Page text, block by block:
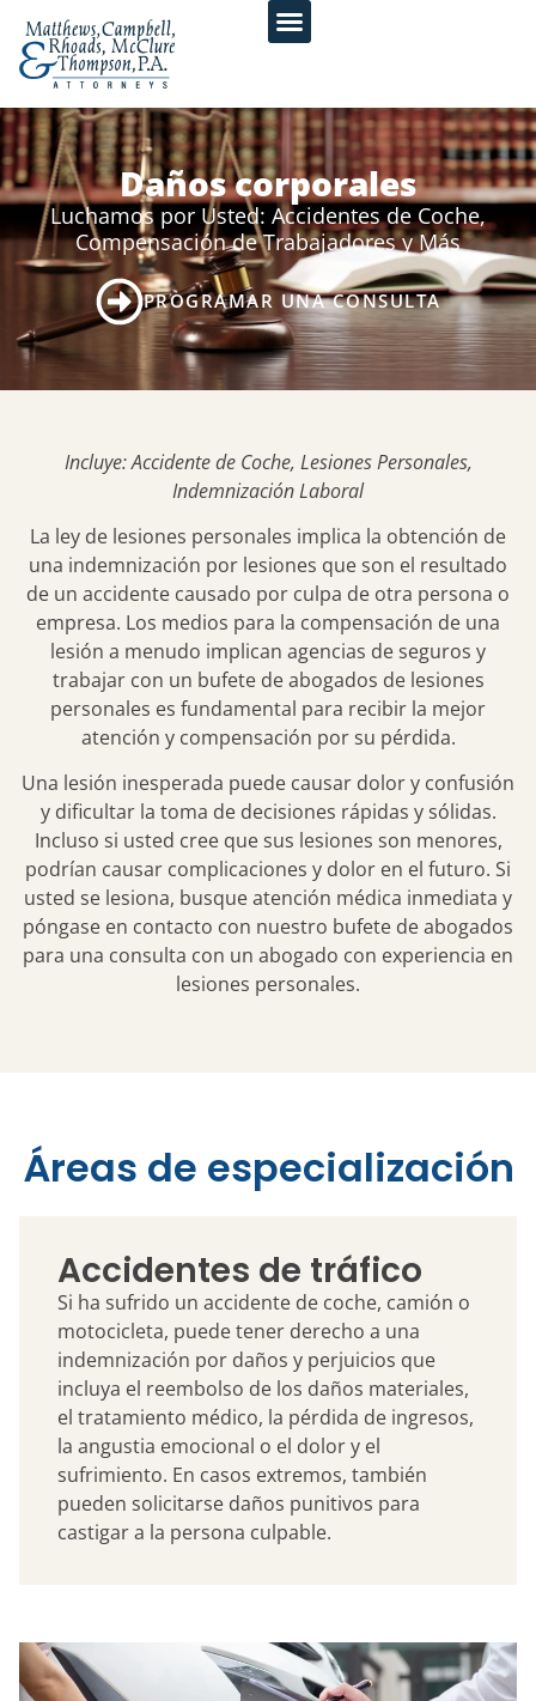
Daños corporales
Luchamos por Usted: Accidentes de Coche,
Compensación de Trabajadores y Más
PROGRAMAR UNA CONSULTA
Incluye: Accidente de Coche, Lesiones Personales,
Indemnización Laboral
La ley de lesiones personales implica la obtención de
una indemnización por lesiones que son el resultado
de un accidente causado por culpa de otra persona o
empresa. Los medios para la compensación de una
lesión a menudo implican agencias de seguros y
trabajar con un bufete de abogados de lesiones
personales es fundamental para recibir la mejor
atención y compensación por su pérdida.
Una lesión inesperada puede causar dolor y confusión
y dificultar la toma de decisiones rápidas y sólidas.
Incluso si usted cree que sus lesiones son menores,
podrían causar complicaciones y dolor en el futuro. Si
usted se lesiona, busque atención médica inmediata y
póngase en contacto con nuestro bufete de abogados
para una consulta con un abogado con experiencia en
lesiones personales.
Áreas de especialización
Accidentes de tráfico
Si ha sufrido un accidente de coche, camión o
motocicleta, puede tener derecho a una
indemnización por daños y perjuicios que
incluya el reembolso de los daños materiales,
el tratamiento médico, la pérdida de ingresos,
la angustia emocional o el dolor y el
sufrimiento. En casos extremos, también
pueden solicitarse daños punitivos para
castigar a la persona culpable.